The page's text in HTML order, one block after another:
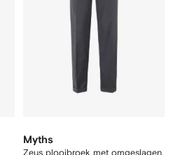
Myths
Zeus plooibroek met omgeslagen